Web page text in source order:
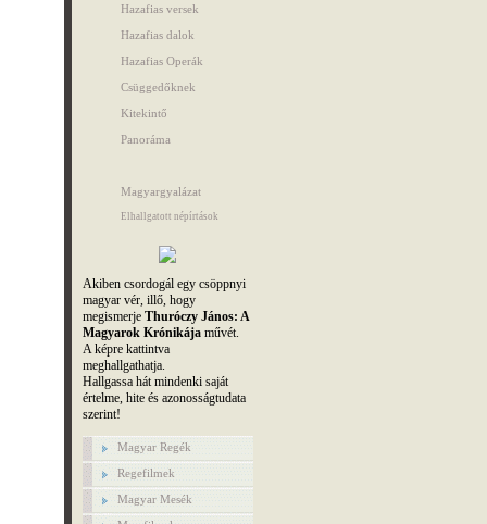
Hazafias versek
Hazafias dalok
Hazafias Operák
Csüggedőknek
Kitekintő
Panoráma
Magyargyalázat
Elhallgatott népírtások
Akiben csordogál egy csöppnyi
magyar vér, illő, hogy
megismerje Thuróczy János: A
Magyarok Krónikájaművét.
A képre kattintva
meghallgathatja.
Hallgassa hát mindenki saját
értelme, hite és azonosságtudata
szerint!
Magyar Regék
Regefilmek
Magyar Mesék